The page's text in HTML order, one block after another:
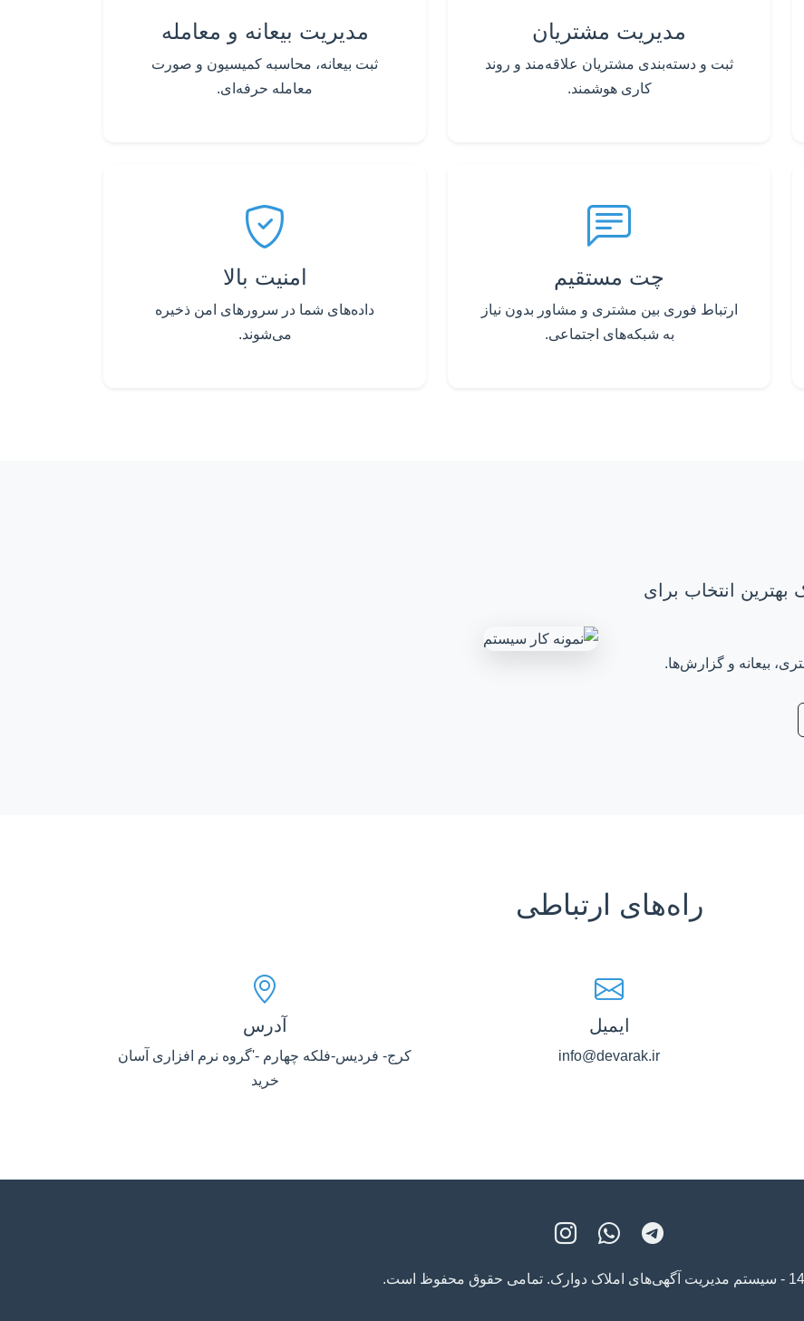
مدیریت مشتریان
ثبت و دسته‌بندی مشتریان علاقه‌مند و روند
کاری هوشمند.
مدیریت بیعانه و معامله
ثبت بیعانه، محاسبه کمیسیون و صورت
معامله حرفه‌ای.
چت مستقیم
ارتباط فوری بین مشتری و مشاور بدون نیاز
به شبکه‌های اجتماعی.
امنیت بالا
داده‌های شما در سرورهای امن ذخیره
می‌شوند.
بهترین انتخاب برای
بیعانه و گزارش‌ها.
راه‌های ارتباطی
ایمیل
info@devarak.ir
آدرس
کرج- فردیس-فلکه چهارم -'گروه نرم افزاری آسان
خرید